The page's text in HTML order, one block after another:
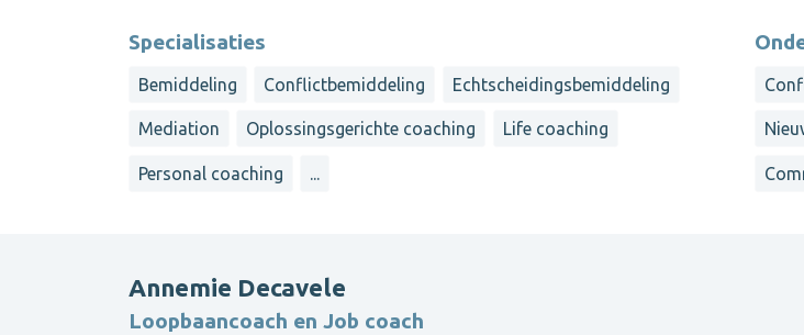
Specialisaties
Bemiddeling Conflictbemiddeling Echtscheidingsbemiddeling
Mediation Oplossingsgerichte coaching Life coaching
Personal coaching ...
Annemie Decavele
Loopbaancoach en Job coach